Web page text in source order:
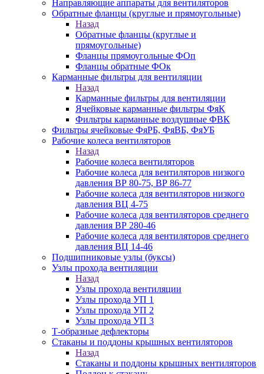
Направляющие аппараты для вентиляторов
Обратные фланцы (круглые и прямоугольные)
Назад
Обратные фланцы (круглые и
прямоугольные)
Фланцы прямоугольные ФОп
Фланцы обратные ФОк
Карманные фильтры для вентиляции
Назад
Карманные фильтры для вентиляции
Ячейковые карманные фильтры ФяК
Фильтры карманные воздушные ФВК
Фильтры ячейковые ФяРБ, ФяВБ, ФяУБ
Рабочие колеса вентиляторов
Назад
Рабочие колеса вентиляторов
Рабочие колеса для вентиляторов низкого
давления ВР 80-75, ВР 86-77
Рабочие колеса для вентиляторов низкого
давления ВЦ 4-75
Рабочие колеса для вентиляторов среднего
давления ВР 280-46
Рабочие колеса для вентиляторов среднего
давления ВЦ 14-46
Подшипниковые узлы (буксы)
Узлы прохода вентиляции
Назад
Узлы прохода вентиляции
Узлы прохода УП 1
Узлы прохода УП 2
Узлы прохода УП 3
Т-образные дефлекторы
Стаканы и поддоны крышных вентиляторов
Назад
Стаканы и поддоны крышных вентиляторов